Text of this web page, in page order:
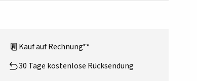
Kauf auf Rechnung**
30 Tage kostenlose Rücksendung